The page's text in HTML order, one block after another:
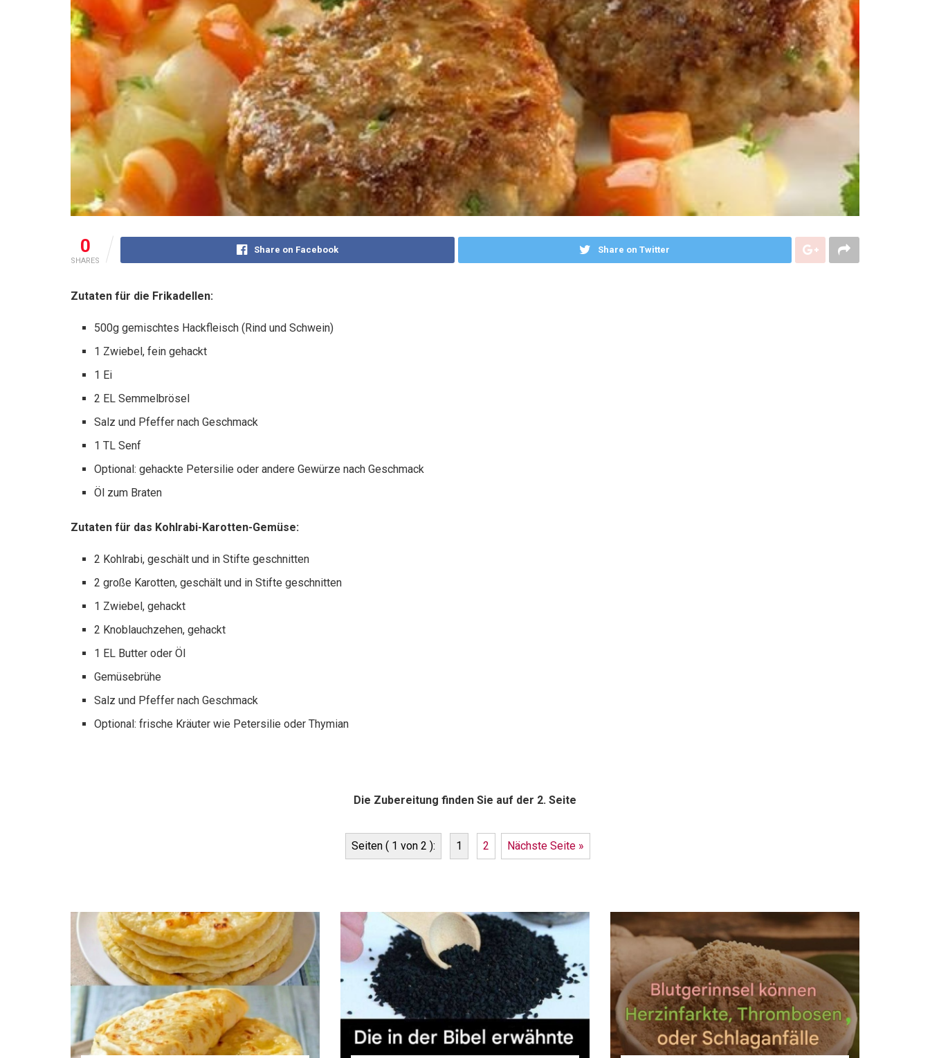
0
SHARES
Share on Facebook Share on Twitter
Zutaten für die Frikadellen:
500g gemischtes Hackfleisch (Rind und Schwein)
1 Zwiebel, fein gehackt
1 Ei
2 EL Semmelbrösel
Salz und Pfeffer nach Geschmack
1 TL Senf
Optional: gehackte Petersilie oder andere Gewürze nach Geschmack
Öl zum Braten
Zutaten für das Kohlrabi-Karotten-Gemüse:
2 Kohlrabi, geschält und in Stifte geschnitten
2 große Karotten, geschält und in Stifte geschnitten
1 Zwiebel, gehackt
2 Knoblauchzehen, gehackt
1 EL Butter oder Öl
Gemüsebrühe
Salz und Pfeffer nach Geschmack
Optional: frische Kräuter wie Petersilie oder Thymian
Die Zubereitung finden Sie auf der 2. Seite
Seiten ( 1 von 2 ): 1 2 Nächste Seite »